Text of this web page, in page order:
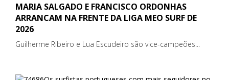
MARIA SALGADO E FRANCISCO ORDONHAS
ARRANCAM NA FRENTE DA LIGA MEO SURF DE
2026
Guilherme Ribeiro e Lua Escudeiro são vice-campeões...